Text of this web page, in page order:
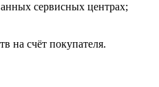
сервисных центрах;
на счёт покупателя.